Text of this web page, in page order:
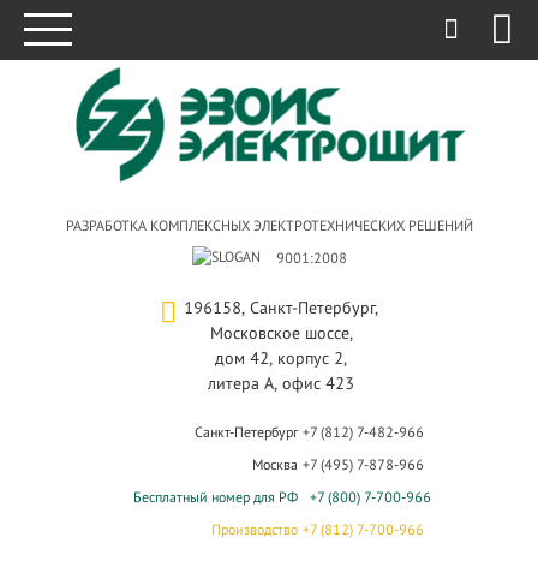
РАЗРАБОТКА КОМПЛЕКСНЫХ ЭЛЕКТРОТЕХНИЧЕСКИХ РЕШЕНИЙ
9001:2008
196158, Санкт-Петербург,
Московское шоссе,
дом 42, корпус 2,
литера А, офис 423
Санкт-Петербург
Москва
Бесплатный номер для РФ
Производство
+7 (812) 7-482-966
+7 (495) 7-878-966
+7 (800) 7-700-966
+7 (812) 7-700-966